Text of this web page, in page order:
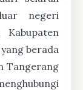
negeri
Kabupaten
berada
Tangerang